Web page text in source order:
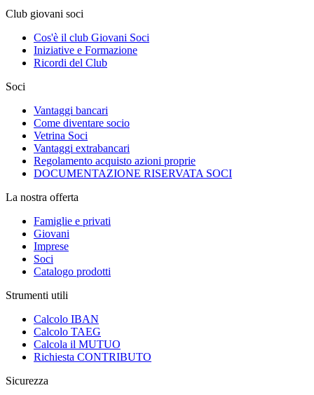
Club giovani soci
Cos'è il club Giovani Soci
Iniziative e Formazione
Ricordi del Club
Soci
Vantaggi bancari
Come diventare socio
Vetrina Soci
Vantaggi extrabancari
Regolamento acquisto azioni proprie
DOCUMENTAZIONE RISERVATA SOCI
La nostra offerta
Famiglie e privati
Giovani
Imprese
Soci
Catalogo prodotti
Strumenti utili
Calcolo IBAN
Calcolo TAEG
Calcola il MUTUO
Richiesta CONTRIBUTO
Sicurezza